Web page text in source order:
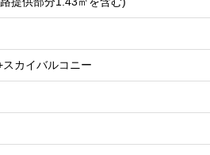
カイバルコニー